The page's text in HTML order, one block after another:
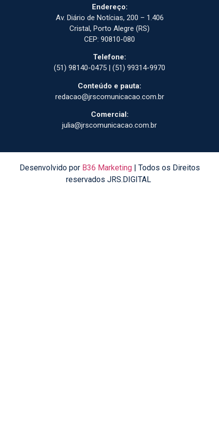
Endereço:
Av. Diário de Notícias, 200 – 1.406
Cristal, Porto Alegre (RS)
CEP: 90810-080
Telefone:
(51) 98140-0475 | (51) 99314-9970
Conteúdo e pauta:
redacao@jrscomunicacao.com.br
Comercial:
julia@jrscomunicacao.com.br
Desenvolvido por B36 Marketing| Todos os Direitos
reservados JRS.DIGITAL